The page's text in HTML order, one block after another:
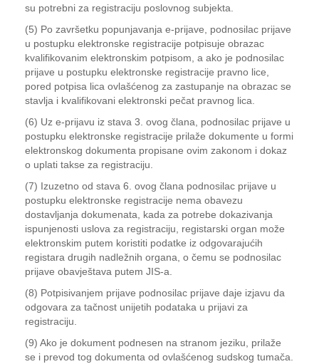
su potrebni za registraciju poslovnog subjekta.
(5) Po završetku popunjavanja e-prijave, podnosilac prijave
u postupku elektronske registracije potpisuje obrazac
kvalifikovanim elektronskim potpisom, a ako je podnosilac
prijave u postupku elektronske registracije pravno lice,
pored potpisa lica ovlašćenog za zastupanje na obrazac se
stavlja i kvalifikovani elektronski pečat pravnog lica.
(6) Uz e-prijavu iz stava 3. ovog člana, podnosilac prijave u
postupku elektronske registracije prilaže dokumente u formi
elektronskog dokumenta propisane ovim zakonom i dokaz
o uplati takse za registraciju.
(7) Izuzetno od stava 6. ovog člana podnosilac prijave u
postupku elektronske registracije nema obavezu
dostavljanja dokumenata, kada za potrebe dokazivanja
ispunjenosti uslova za registraciju, registarski organ može
elektronskim putem koristiti podatke iz odgovarajućih
registara drugih nadležnih organa, o čemu se podnosilac
prijave obavještava putem JIS-a.
(8) Potpisivanjem prijave podnosilac prijave daje izjavu da
odgovara za tačnost unijetih podataka u prijavi za
registraciju.
(9) Ako je dokument podnesen na stranom jeziku, prilaže
se i prevod tog dokumenta od ovlašćenog sudskog tumača.